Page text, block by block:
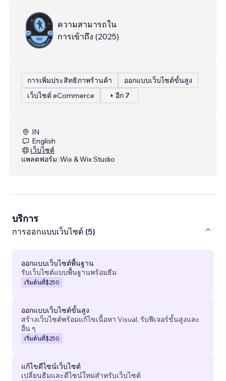
ความสามารถใน
การเข้าถึง (2025)
การเพิ่มประสิทธิภาพร้านค้า
ออกแบบเว็บไซต์ขั้นสูง
เว็บไซต์ eCommerce
+ อีก 7
IN
English
เว็บไซต์
แพลตฟอร์ม :Wix & Wix Studio
บริการ
การออกแบบเว็บไซต์ (5)
ออกแบบเว็บไซต์พื้นฐาน
รับเว็บไซต์แบบพื้นฐานพร้อมธีม
เริ่มต้นที่$250
ออกแบบเว็บไซต์ขั้นสูง
สร้างเว็บไซต์พร้อมแก้ไขเนื้อหา Visual, รับฟีเจอร์ขั้นสูงและ
อื่น ๆ
เริ่มต้นที่$250
แก้ไขดีไซน์เว็บไซต์
เปลี่ยนธีมและดีไซน์ใหม่สำหรับเว็บไซต์